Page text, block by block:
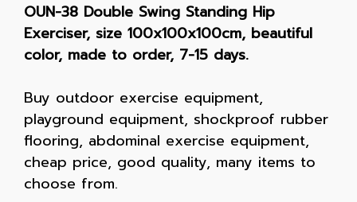
OUN-38 Double Swing Standing Hip
Exerciser, size 100x100x100cm, beautiful
color, made to order, 7-15 days.
Buy outdoor exercise equipment,
playground equipment, shockproof rubber
flooring, abdominal exercise equipment,
cheap price, good quality, many items to
choose from.